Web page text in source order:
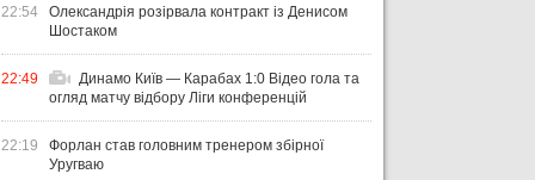
22:54
Олександрія розірвала контракт із Денисом
Шостаком
22:49
Динамо Київ — Карабах 1:0 Відео гола та
огляд матчу відбору Ліги конференцій
22:19
Форлан став головним тренером збірної
Уругваю